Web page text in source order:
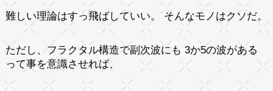
難しい理論はすっ飛ばしていい。 そんなモノはクソだ。
ただし、フラクタル構造で副次波にも 3か5の波がある
って事を意識させれば、